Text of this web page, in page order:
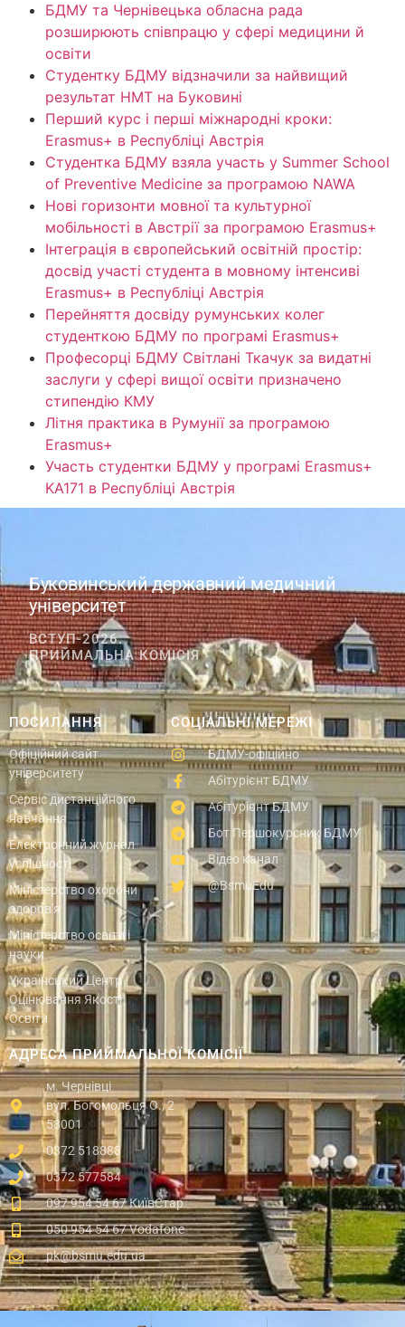
БДМУ та Чернівецька обласна рада
розширюють співпрацю у сфері медицини й
освіти
Студентку БДМУ відзначили за найвищий
результат НМТ на Буковині
Перший курс і перші міжнародні кроки:
Erasmus+ в Республіці Австрія
Студентка БДМУ взяла участь у Summer School
of Preventive Medicine за програмою NAWA
Нові горизонти мовної та культурної
мобільності в Австрії за програмою Erasmus+
Інтеграція в європейський освітній простір:
досвід участі студента в мовному інтенсиві
Erasmus+ в Республіці Австрія
Перейняття досвіду румунських колег
студенткою БДМУ по програмі Erasmus+
Професорці БДМУ Світлані Ткачук за видатні
заслуги у сфері вищої освіти призначено
стипендію КМУ
Літня практика в Румунії за програмою
Erasmus+
Участь студентки БДМУ у програмі Erasmus+
KA171 в Республіці Австрія
АДРЕСА ПРИЙМАЛЬНОЇ КОМІСІЇ
м. Чернівці
вул. Богомольця О., 2
58001
0372 518888
0372 577584
097 954 54 67 КиївСтар
050 954 54 67 Vodafone
pk@bsmu.edu.ua
СОЦІАЛЬНІ МЕРЕЖІ
БДМУ-офіційно
Абітурієнт БДМУ
Абітурієнт БДМУ
Бот Першокурсник БДМУ
Відео канал
@BsmuEdu
ПОСИЛАННЯ
Офіційний сайт
університету
Сервіс дистанційного
навчання
Електронний журнал
успішності
Міністерство охорони
здоров'я
Міністерство освіти і
науки
Український Центр
Оцінювання Якості
Освіти
Буковинський державний медичний
університет
ВСТУП-2026.
ПРИЙМАЛЬНА КОМІСІЯ